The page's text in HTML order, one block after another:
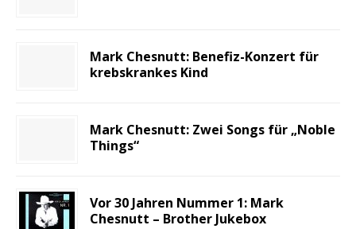
Mark Chesnutt: Benefiz-Konzert für
krebskrankes Kind
Mark Chesnutt: Zwei Songs für „Noble
Things“
Vor 30 Jahren Nummer 1: Mark
Chesnutt – Brother Jukebox